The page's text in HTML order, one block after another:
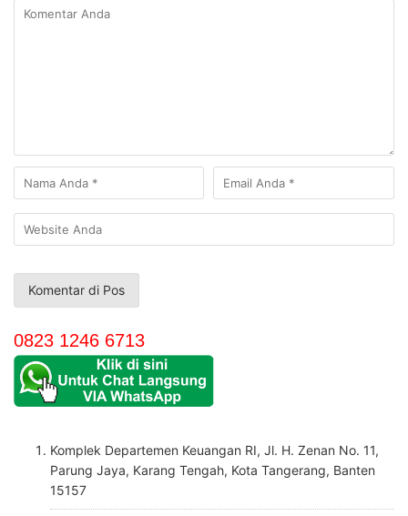
0823 1246 6713
Komplek Departemen Keuangan RI, Jl. H. Zenan No. 11,
Parung Jaya, Karang Tengah, Kota Tangerang, Banten
15157